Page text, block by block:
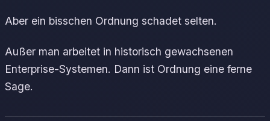
Aber ein bisschen Ordnung schadet selten.
Außer man arbeitet in historisch gewachsenen
Enterprise-Systemen. Dann ist Ordnung eine ferne
Sage.